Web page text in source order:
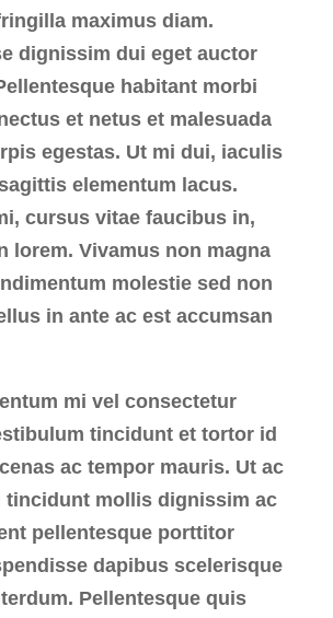
maximus diam.
dignissim dui eget auctor
habitant morbi
et netus et malesuada
egestas. Ut mi dui, iaculis
elementum lacus.
cursus vitae faucibus in,
lorem. Vivamus non magna
molestie sed non
in ante ac est accumsan
mi vel consectetur
tincidunt et tortor id
ac tempor mauris. Ut ac
tincidunt mollis dignissim ac
pellentesque porttitor
dapibus scelerisque
Pellentesque quis